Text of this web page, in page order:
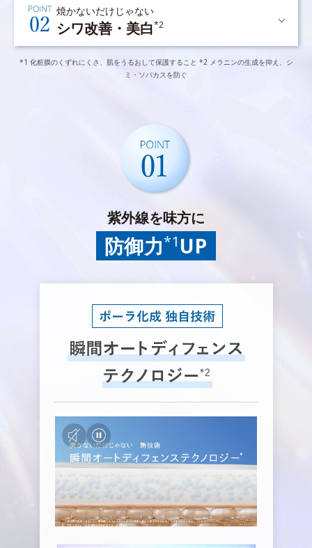
焼かないだけじゃない
シワ改善・美白*2
*1 化粧膜のくずれにくさ、肌をうるおして保護すること *2 メラニンの生成を抑え、シ
ミ・ソバカスを防ぐ
紫外線を味方に
防御力*1 UP